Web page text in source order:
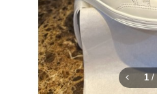
1 /